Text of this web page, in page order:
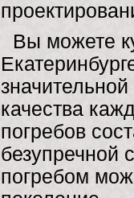
Вы можете
качества
погребов
безупречной
погребом